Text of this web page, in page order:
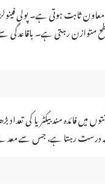
ہوتی ہے۔ پولی فینولز
متوازن رہتی ہے۔
فائدہ مند بیکٹریا کی
درست رہتا ہے، جس سے